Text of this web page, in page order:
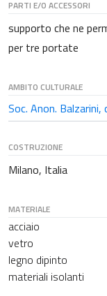
PARTI E/O ACCESSORI
supporto che ne
per tre portate
AMBITO CULTURALE
Soc. Anon.
COSTRUZIONE
Milano, Italia
MATERIALE
acciaio
vetro
legno dipinto
materiali isolanti